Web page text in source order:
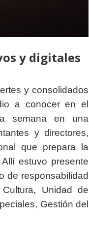
y digitales
y consolidados
a conocer en el
semana en una
y directores,
que prepara la
estuvo presente
de responsabilidad
Unidad de
Gestión del